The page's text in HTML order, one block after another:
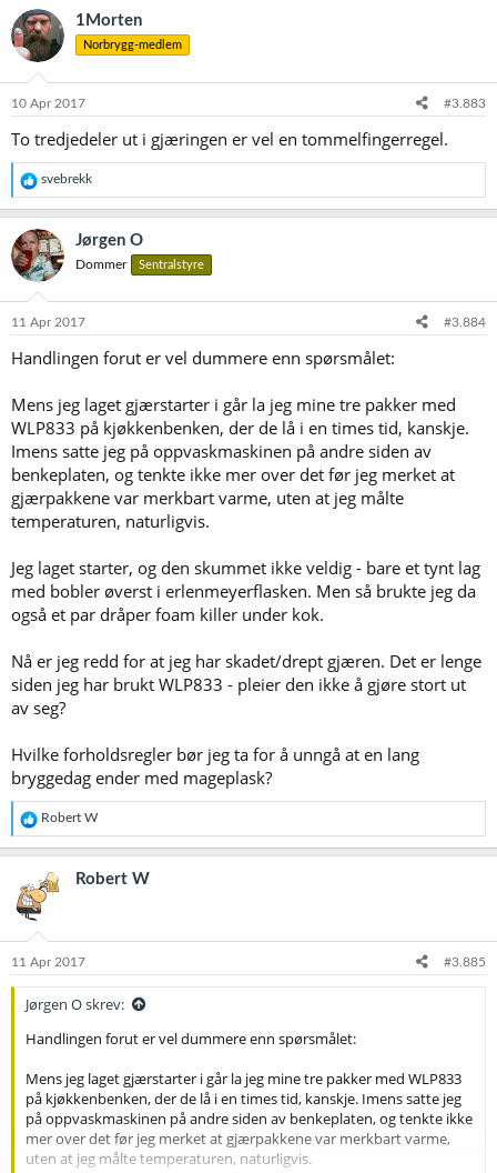
1Morten
Norbrygg-medlem
10 Apr 2017 #3.883
To tredjedeler ut i gjæringen er vel en tommelfingerregel.
R
e
a
k
s
j
o
e
:
svebrekk
Jørgen O
Dommer Sentralstyre
11 Apr 2017 #3.884
Handlingen forut er vel dummere enn spørsmålet:
Mens jeg laget gjærstarter i går la jeg mine tre pakker med
WLP833 på kjøkkenbenken, der de lå i en times tid, kanskje.
Imens satte jeg på oppvaskmaskinen på andre siden av
benkeplaten, og tenkte ikke mer over det før jeg merket at
gjærpakkene var merkbart varme, uten at jeg målte
temperaturen, naturligvis.
Jeg laget starter, og den skummet ikke veldig - bare et tynt lag
med bobler øverst i erlenmeyerflasken. Men så brukte jeg da
også et par dråper foam killer under kok.
Nå er jeg redd for at jeg har skadet/drept gjæren. Det er lenge
siden jeg har brukt WLP833 - pleier den ikke å gjøre stort ut
av seg?
Hvilke forholdsregler bør jeg ta for å unngå at en lang
bryggedag ender med mageplask?
R
e
a
s
j
e
Robert W
Robert W
11 Apr 2017 #3.885
Jørgen O skrev:
Handlingen forut er vel dummere enn spørsmålet:
Mens jeg laget gjærstarter i går la jeg mine tre pakker med WLP833
på kjøkkenbenken, der de lå i en times tid, kanskje. Imens satte jeg
på oppvaskmaskinen på andre siden av benkeplaten, og tenkte ikke
mer over det før jeg merket at gjærpakkene var merkbart varme,
uten at jeg målte temperaturen, naturligvis.